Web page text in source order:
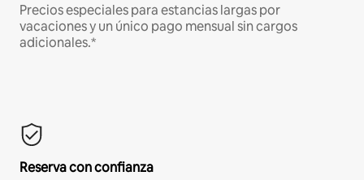
Precios especiales para estancias largas por
vacaciones y un único pago mensual sin cargos
adicionales.*
Reserva con confianza